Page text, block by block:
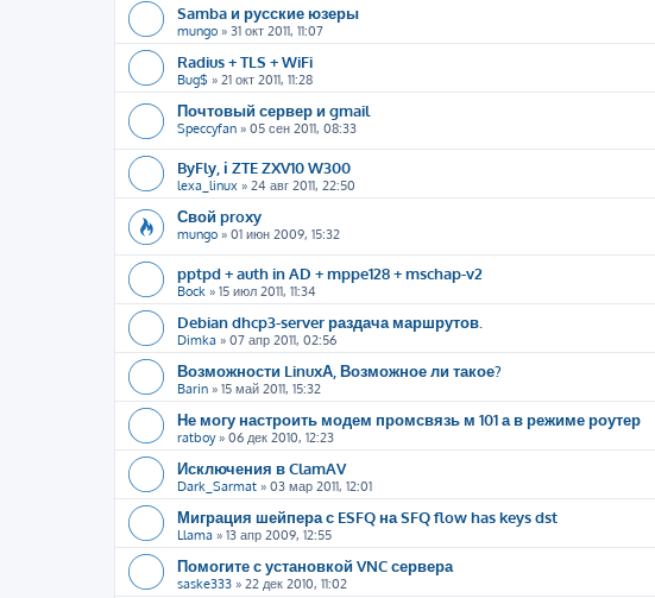
Samba и русские юзеры
mungo » 31 окт 2011, 11:07
Radius + TLS + WiFi
Bug$ » 21 окт 2011, 11:28
Почтовый сервер и gmail
Speccyfan » 05 сен 2011, 08:33
ByFly, і ZTE ZXV10 W300
lexa_linux » 24 авг 2011, 22:50
Свой proxy
mungo » 01 июн 2009, 15:32
pptpd + auth in AD + mppe128 + mschap-v2
Bock » 15 июл 2011, 11:34
Debian dhcp3-server раздача маршрутов.
Dimka » 07 апр 2011, 02:56
Возможности LinuxА, Возможное ли такое?
Barin » 15 май 2011, 15:32
Не могу настроить модем промсвязь м 101 а в режиме роутер
ratboy» 06 дек 2010, 12:23
Исключения в ClamAV
Dark_Sarmat » 03 мар 2011, 12:01
Миграция шейпера с ESFQ на SFQ flow has keys dst
Llama » 13 апр 2009, 12:55
Помогите с установкой VNC сервера
saske333 » 22 дек 2010, 11:02